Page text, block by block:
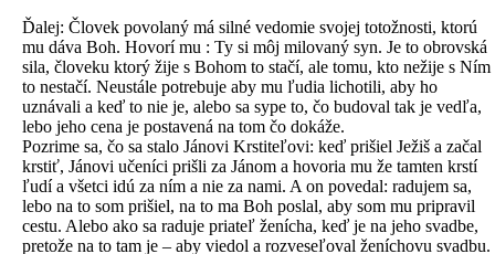
Ďalej: Človek povolaný má silné vedomie svojej totožnosti, ktorú
mu dáva Boh. Hovorí mu : Ty si môj milovaný syn. Je to obrovská
sila, človeku ktorý žije s Bohom to stačí, ale tomu, kto nežije s Ním
to nestačí. Neustále potrebuje aby mu ľudia lichotili, aby ho
uznávali a keď to nie je, alebo sa sype to, čo budoval tak je vedľa,
lebo jeho cena je postavená na tom čo dokáže.
Pozrime sa, čo sa stalo Jánovi Krstiteľovi: keď prišiel Ježiš a začal
krstiť, Jánovi učeníci prišli za Jánom a hovoria mu že tamten krstí
ľudí a všetci idú za ním a nie za nami. A on povedal: radujem sa,
lebo na to som prišiel, na to ma Boh poslal, aby som mu pripravil
cestu. Alebo ako sa raduje priateľ ženícha, keď je na jeho svadbe,
pretože na to tam je – aby viedol a rozveseľoval ženíchovu svadbu.